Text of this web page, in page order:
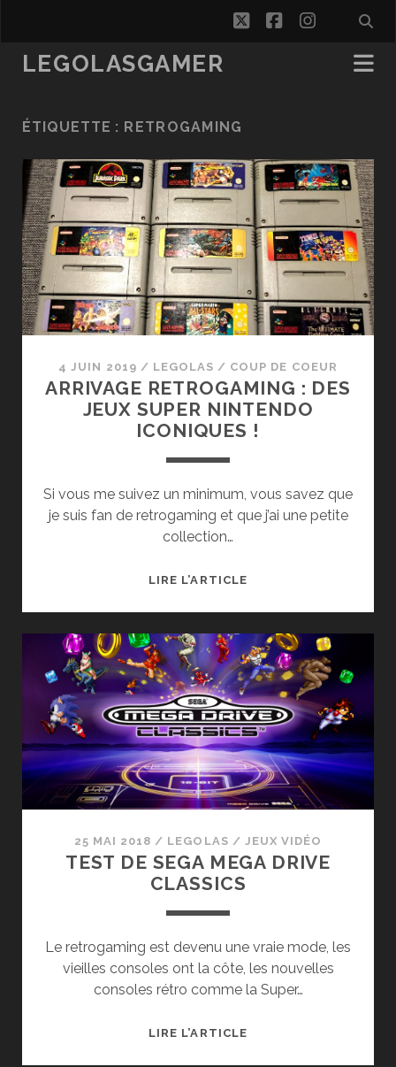
twitterfacebook
LEGOLASGAMER
ÉTIQUETTE : RETROGAMING
4 JUIN 2019 / LEGOLAS / COUP DE COEUR
ARRIVAGE RETROGAMING : DES
JEUX SUPER NINTENDO
ICONIQUES !
Si vous me suivez un minimum, vous savez que
je suis fan de retrogaming et que j’ai une petite
collection…
LIRE L’ARTICLEARRIVAGE
DES
JEUX
SUPER
NINTENDO
ICONIQUES
!
25 MAI 2018 / LEGOLAS / JEUX VIDÉO
TEST DE SEGA MEGA DRIVE
CLASSICS
Le retrogaming est devenu une vraie mode, les
vieilles consoles ont la côte, les nouvelles
consoles rétro comme la Super…
LIRE L’ARTICLETEST